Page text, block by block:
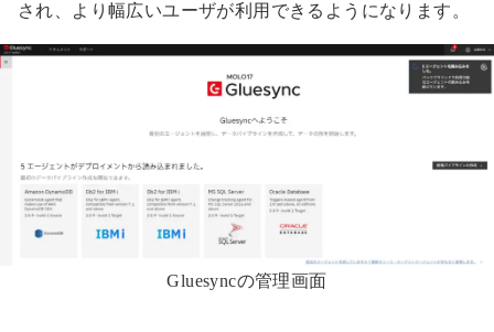
され、より幅広いユーザが利用できるようになります。
Gluesyncの管理画面